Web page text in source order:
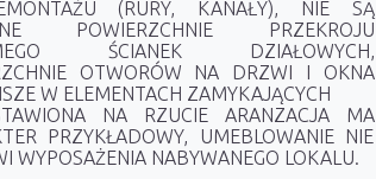
(RURY, KANAŁY), NIE SĄ
POWIERZCHNIE PRZEKROJU
ŚCIANEK DZIAŁOWYCH,
OTWORÓW NA DRZWI I OKNA
W ELEMENTACH ZAMYKAJĄCYCH
NA RZUCIE ARANZACJA MA
PRZYKŁADOWY, UMEBLOWANIE NIE
WYPOSAŻENIA NABYWANEGO LOKALU.